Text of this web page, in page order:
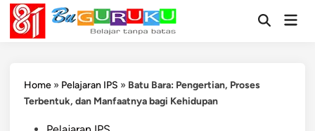
Skip
content
OpenMain
Home » Pelajaran IPS » Batu Bara: Pengertian, Proses
Terbentuk, dan Manfaatnya bagi Kehidupan